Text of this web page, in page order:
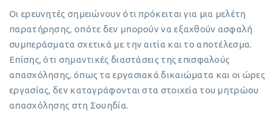
Οι ερευνητές σημειώνουν ότι πρόκειται για μια μελέτη
παρατήρησης, οπότε δεν μπορούν να εξαχθούν ασφαλή
συμπεράσματα σχετικά με την αιτία και το αποτέλεσμα.
Επίσης, ότι σημαντικές διαστάσεις της επισφαλούς
απασχόλησης, όπως τα εργασιακά δικαιώματα και οι ώρες
εργασίας, δεν καταγράφονται στα στοιχεία του μητρώου
απασχόλησης στη Σουηδία.